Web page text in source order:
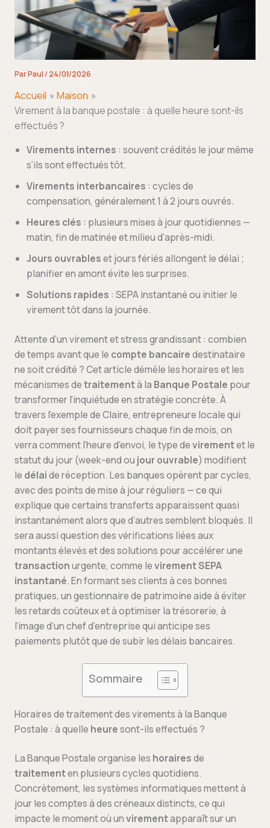
ParPaul/ 24/01/2026
Accueil
Maison
Virement à la banque postale : à quelle heure sont-ils
effectués ?
Virements internes : souvent crédités le jour même
s’ils sont effectués tôt.
Virements interbancaires : cycles de
compensation, généralement 1 à 2 jours ouvrés.
Heures clés : plusieurs mises à jour quotidiennes —
matin, fin de matinée et milieu d’après-midi.
Jours ouvrableset jours fériés allongent le délai ;
planifier en amont évite les surprises.
Solutions rapides : SEPA instantané ou initier le
virement tôt dans la journée.
Attente d’un virement et stress grandissant : combien
de temps avant que le compte bancairedestinataire
ne soit crédité ? Cet article démêle les horaires et les
mécanismes detraitementà la Banque Postale pour
transformer l’inquiétude en stratégie concrète. À
travers l’exemple de Claire, entrepreneure locale qui
doit payer ses fournisseurs chaque fin de mois, on
verra comment l’heure d’envoi, le type devirementet le
statut du jour (week-end ou jour ouvrable) modifient
le délaide réception. Les banques opèrent par cycles,
avec des points de mise à jour réguliers — ce qui
explique que certains transferts apparaissent quasi
instantanément alors que d’autres semblent bloqués. Il
sera aussi question des vérifications liées aux
montants élevés et des solutions pour accélérer une
transactionurgente, comme levirement SEPA
instantané. En formant ses clients à ces bonnes
pratiques, un gestionnaire de patrimoine aide à éviter
les retards coûteux et à optimiser la trésorerie, à
l’image d’un chef d’entreprise qui anticipe ses
paiements plutôt que de subir les délais bancaires.
Sommaire
Horaires de traitement des virements à la Banque
Postale : à quelle heuresont-ils effectués ?
La Banque Postale organise les horairesde
traitementen plusieurs cycles quotidiens.
Concrètement, les systèmes informatiques mettent à
jour les comptes à des créneaux distincts, ce qui
impacte le moment où unvirementapparaît sur un